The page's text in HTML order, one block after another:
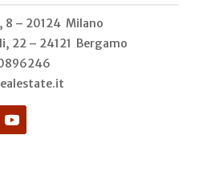
8 – 20124 Milano
22 – 24121 Bergamo